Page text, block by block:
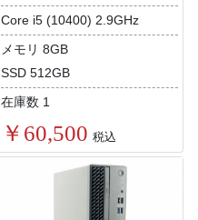
Core i5 (10400) 2.9GHz
メモリ 8GB
SSD 512GB
在庫数 1
￥60,500 税込